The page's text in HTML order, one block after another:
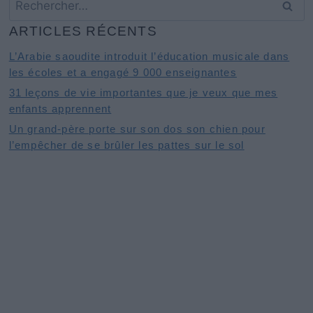
ARTICLES RÉCENTS
L’Arabie saoudite introduit l’éducation musicale dans
les écoles et a engagé 9 000 enseignantes
31 leçons de vie importantes que je veux que mes
enfants apprennent
Un grand-père porte sur son dos son chien pour
l’empêcher de se brûler les pattes sur le sol